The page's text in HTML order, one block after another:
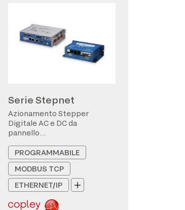
Serie Stepnet
Azionamento Stepper
Digitale AC e DC da
pannello
PROGRAMMABILE
MODBUS TCP
ETHERNET/IP